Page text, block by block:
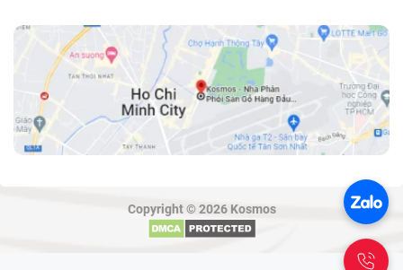
Copyright © 2026 Kosmos